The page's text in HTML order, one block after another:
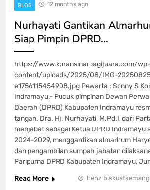
BLOG 12 months ago
Nurhayati Gantikan
Siap Pimpin DPRD…
https://www.koransinarpagijuara.com/wp-
content/uploads/2025/08/IMG-
e1756115454908.jpg Pewarta : Sonny S
Indramayu,- Pucuk pimpinan Dewan
Daerah (DPRD) Kabupaten Indramayu
tangan. Dra. Hj. Nurhayati, M.Pd.I, dari
menjabat sebagai Ketua DPRD Indramayu
2024-2029, menggantikan almarhum
dan pengambilan sumpah jabatan
Paripurna DPRD Kabupaten Indramayu,
Read More
Benz